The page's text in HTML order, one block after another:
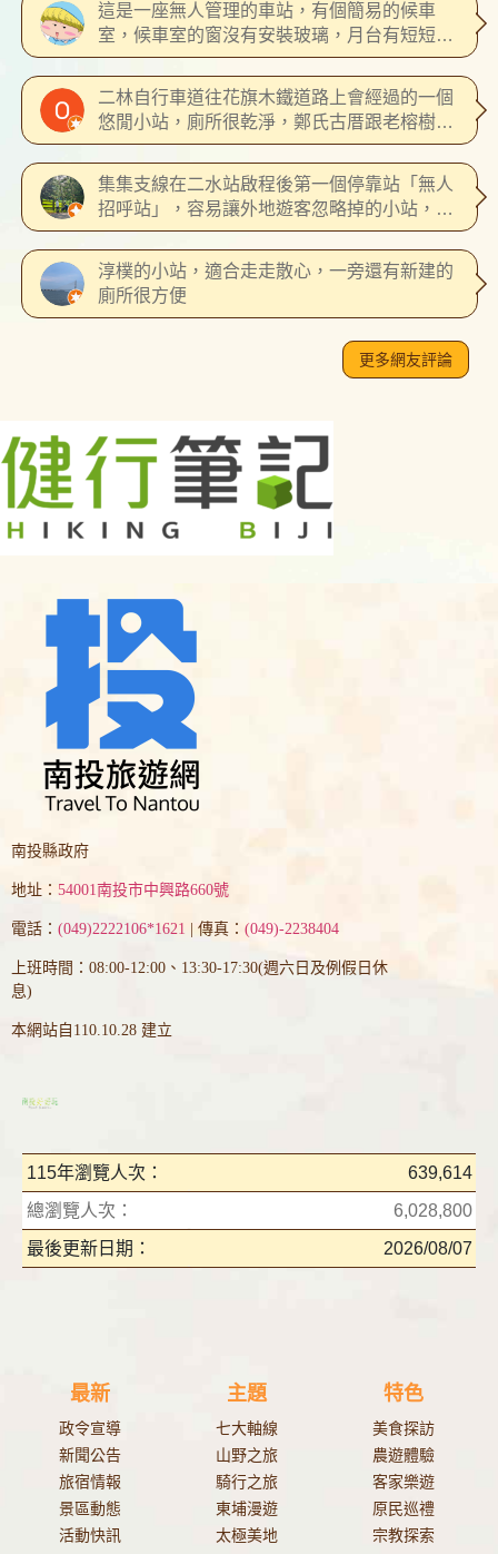
這是一座無人管理的車站，有個簡易的候車
室，候車室的窗沒有安裝玻璃，月台有短短的
遮蔭處。刷卡機處有牌子說進站刷卡機要自己
開蓋子來刷卡，但研究了好一陣子才確定只有
刷一個卡機，乘客上下車就只刷這個唯一的刷
卡機。軌道離住家很近，偶爾會看到居民直接
了車站站長了。這裡可以看到轉彎的軌道，還
算是不錯的排列車的地方。車站對面看起來似
乎要做成腳踏車道或是公園，但又還來又放棄
在那裡。
二林自行車道往花旗木鐵道路上會經過的一個
悠閒小站，廁所很乾淨，鄭氏古厝跟老榕樹都
離車站很近。
集集支線在二水站啟程後第一個停靠站「無人
招呼站」，容易讓外地遊客忽略掉的小站，源
泉車站所在村落景色樸實優美，此站下車後走
路可到林先生廟與附近鄰近田野步道漫遊，有
著小村落的幽靜樸華，還有幾處遺留著當時種
植菸葉時烘烤菸葉用的菸樓，好幾處的老宅院
淳樸的小站，適合走走散心，一旁還有新建的
廁所很方便
更多網友評論
南投縣政府
地址： 54001南投市中興路660號
電話： (049)2222106*1621 | 傳真： (049)-2238404
上班時間：08:00-12:00、13:30-17:30(週六日及例假日休
息)
本網站自110.10.28 建立
115年瀏覽人次：
639,614
總瀏覽人次：
6,028,800
最後更新日期：
2026/08/07
最新
政令宣導
新聞公告
旅宿情報
景區動態
活動快訊
主題
七大軸線
山野之旅
騎行之旅
東埔漫遊
太極美地
特色
美食探訪
農遊體驗
客家樂遊
原民巡禮
宗教探索